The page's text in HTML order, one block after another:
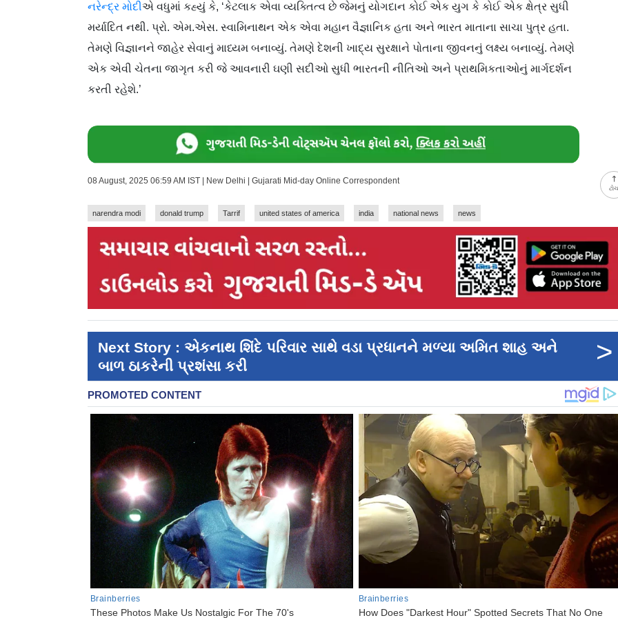
નરેન્દ્ર મોદીએ વધુમાં કહ્યું કે, ‘કેટલાક એવા વ્યક્તિત્વ છે જેમનું યોગદાન કોઈ એક યુગ કે કોઈ એક ક્ષેત્ર સુધી
મર્યાદિત નથી. પ્રો. એમ.એસ. સ્વામિનાથન એક એવા મહાન વૈજ્ઞાનિક હતા અને ભારત માતાના સાચા પુત્ર હતા.
તેમણે વિજ્ઞાનને જાહેર સેવાનું માધ્યમ બનાવ્યું. તેમણે દેશની ખાદ્ય સુરક્ષાને પોતાના જીવનનું લક્ષ્ય બનાવ્યું. તેમણે
એક એવી ચેતના જાગૃત કરી જે આવનારી ઘણી સદીઓ સુધી ભારતની નીતિઓ અને પ્રાથમિકતાઓનું માર્ગદર્શન
કરતી રહેશે.’
08 August, 2025 06:59 AM IST | New Delhi | Gujarati Mid-day Online Correspondent
narendra modi donald trump Tarrif united states of america india national news news
Next Story : એકનાથ શિંદે પરિવાર સાથે વડા પ્રધાનને મળ્યા અમિત શાહ અને
બાળ ઠાકરેની પ્રશંસા કરી
>